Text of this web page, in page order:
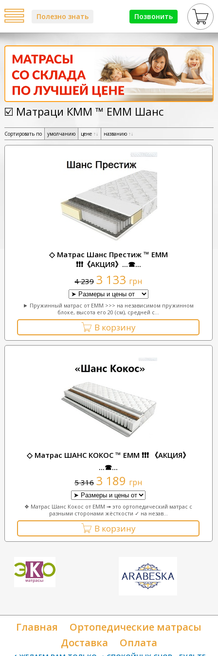
Позвонить
Полезно знать
☑️ Матраци КММ ™ ЕММ Шанс
Сортировать по умолчанию цене ↑↓ названию ↑↓
◇ Матрас Шанс Престиж ™ ЕММ
❗❗❗《АКЦИЯ》...☎...
4 239 3 133 грн
► Пружинный матрас от ЕММ >>> на независимом пружинном
блоке, высота его 20 (см), средней с...
В корзину
◇ Матрас ШАНС КОКОС ™ ЕММ ❗❗❗ 《АКЦИЯ》
...☎...
5 316 3 189 грн
❖ Матрас Шанс Кокос от EMM ➟ это ортопедический матрас с
разными сторонами жёсткости ✓ на незав...
В корзину
Главная
Ортопедические матрасы
Доставка
Оплата